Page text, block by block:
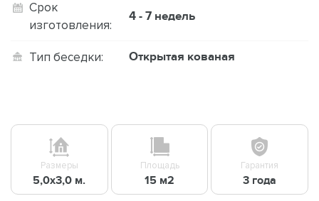
Срок
изготовления:
4 - 7 недель
Тип беседки: Открытая кованая
Размеры
5,0х3,0 м.
Площадь
15 м2
Гарантия
3 года